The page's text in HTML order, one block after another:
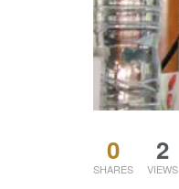
0
SHARES
2
VIEWS